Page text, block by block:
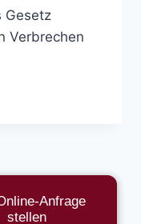
Gesetz
Verbrechen
- WordPress
WP
Anfrage
stellen